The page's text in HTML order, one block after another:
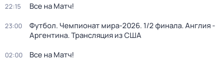
22:15 Все на Матч!
23:00
Футбол. Чемпионат мира-2026. 1/2 финала. Англия -
Аргентина. Трансляция из США
02:00 Все на Матч!